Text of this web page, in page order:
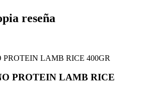
reseña
PROTEIN LAMB RICE